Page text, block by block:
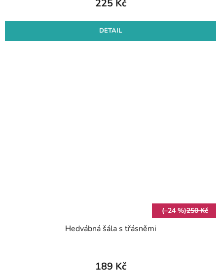
225 Kč
DETAIL
(–24 %)250 Kč
Hedvábná šála s třásněmi
189 Kč